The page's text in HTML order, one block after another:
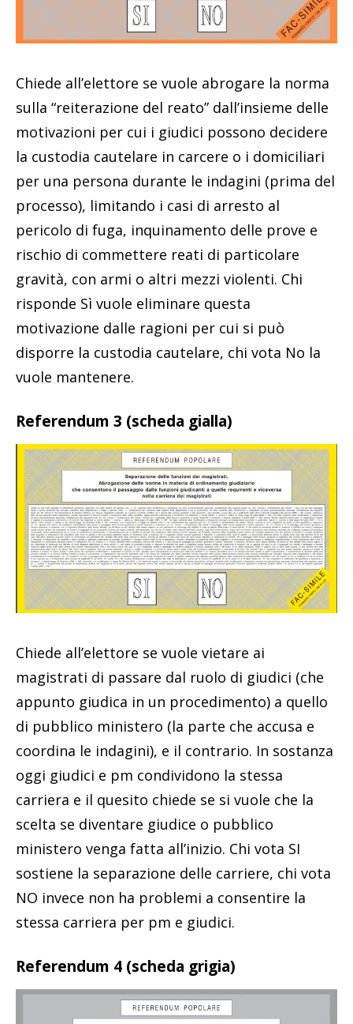
Chiede all’elettore se vuole abrogare la norma
sulla “reiterazione del reato” dall’insieme delle
motivazioni per cui i giudici possono decidere
la custodia cautelare in carcere o i domiciliari
per una persona durante le indagini (prima del
processo), limitando i casi di arresto al
pericolo di fuga, inquinamento delle prove e
rischio di commettere reati di particolare
gravità, con armi o altri mezzi violenti. Chi
risponde Sì vuole eliminare questa
motivazione dalle ragioni per cui si può
disporre la custodia cautelare, chi vota No la
vuole mantenere.
Referendum 3 (scheda gialla)
Chiede all’elettore se vuole vietare ai
magistrati di passare dal ruolo di giudici (che
appunto giudica in un procedimento) a quello
di pubblico ministero (la parte che accusa e
coordina le indagini), e il contrario. In sostanza
oggi giudici e pm condividono la stessa
carriera e il quesito chiede se si vuole che la
scelta se diventare giudice o pubblico
ministero venga fatta all’inizio. Chi vota SI
sostiene la separazione delle carriere, chi vota
NO invece non ha problemi a consentire la
stessa carriera per pm e giudici.
Referendum 4 (scheda grigia)